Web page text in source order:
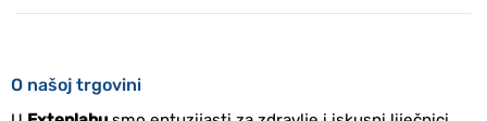
O našoj trgovini